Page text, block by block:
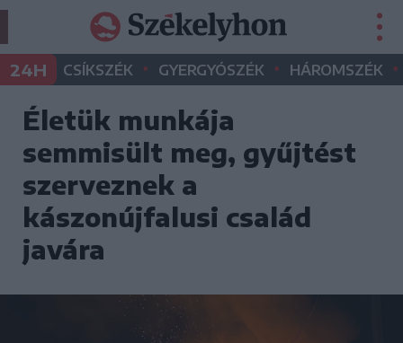
24H CSÍKSZÉK • GYERGYÓSZÉK • HÁROMSZÉK •
Életük munkája
semmisült meg, gyűjtést
szerveznek a
kászonújfalusi család
javára